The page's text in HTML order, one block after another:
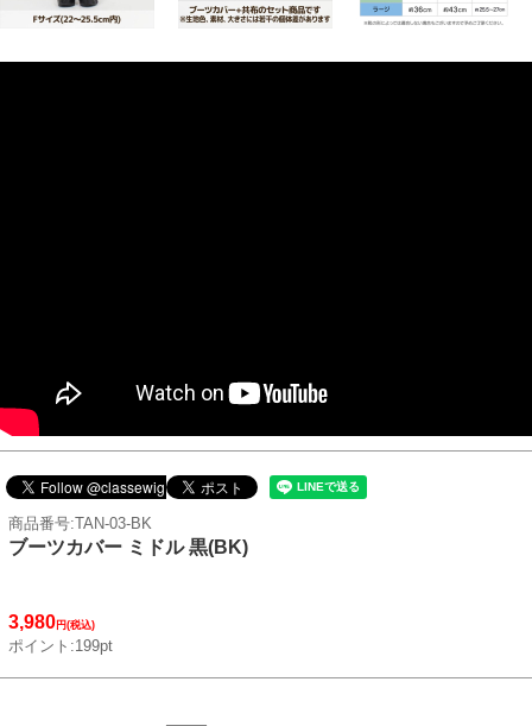
商品番号:TAN-03-BK
ブーツカバー ミドル 黒(BK)
3,980円(税込)
ポイント:199pt